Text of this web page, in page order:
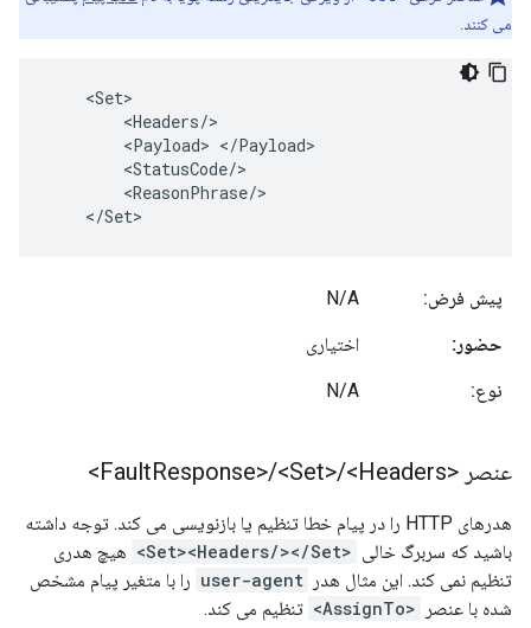
می کنند.
<Set
<Headers/
<Payload> </Payload
<StatusCode/
<ReasonPhrase/
</Set>
پیش فرض: N/A
حضور: اختیاری
نوع: N/A
عنصر <Fault Response>/<Set>/<Headers>
هدرهای HTTP را در پیام خطا تنظیم یا بازنویسی می کند. توجه داشته
باشید که سربرگ خالی <Set><Headers/></Set>
هیچ هدری
تنظیم نمی کند. این مثال هدر user-agent را با متغیر پیام مشخص
شده با عنصر
<AssignTo> تنظیم می کند.